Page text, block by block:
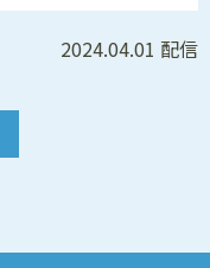
2024.04.01 配信